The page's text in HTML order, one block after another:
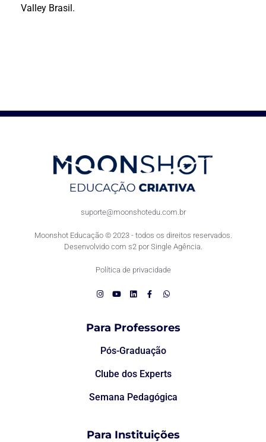
Valley Brasil.
suporte@moonshotedu.com.br
Moonshot Educação © 2023 - todos os direitos reservados.
Desenvolvido com s2 por Single Agência.
Política de privacidade
Para Professores
Pós-Graduação
Clube dos Experts
Semana Pedagógica
Para Instituições